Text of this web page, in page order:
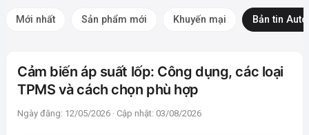
Mới nhất Sản phẩm mới Khuyến mại Bản tin
Cảm biến áp suất lốp: Công dụng, các loại
TPMS và cách chọn phù hợp
Ngày đăng: 12/05/2026 · Cập nhật: 03/08/2026